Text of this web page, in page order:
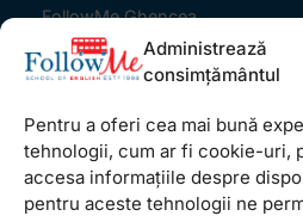
Administrează
consimțământul
Pentru a oferi cea mai bună
tehnologii, cum ar fi cookie-uri,
accesa informațiile despre
pentru aceste tehnologii ne
FollowMe Ghencea
FollowMe Titan
Informații Utile
Regulament FollowMe
Structură an școlar